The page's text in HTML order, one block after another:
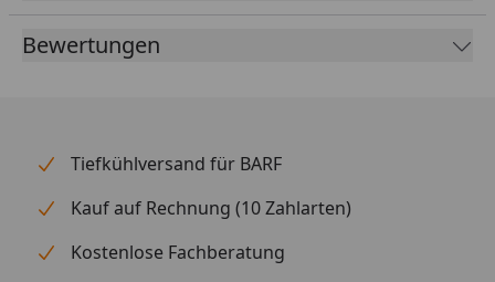
Bewertungen
Tiefkühlversand für BARF
Kauf auf Rechnung (10 Zahlarten)
Kostenlose Fachberatung